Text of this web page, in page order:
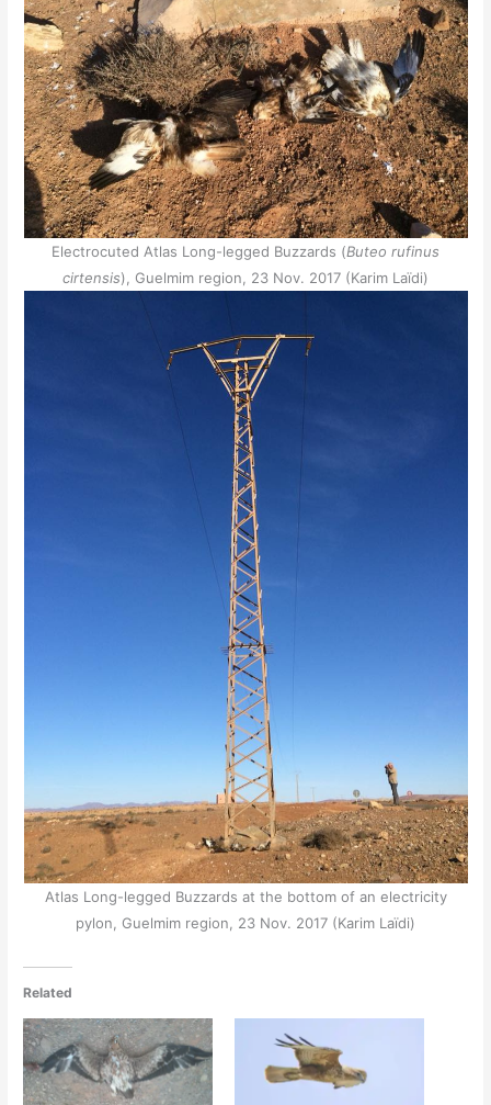
Electrocuted Atlas Long-legged Buzzards (Buteo rufinus
cirtensis), Guelmim region, 23 Nov. 2017 (Karim Laïdi)
Atlas Long-legged Buzzards at the bottom of an electricity
pylon, Guelmim region, 23 Nov. 2017 (Karim Laïdi)
Related